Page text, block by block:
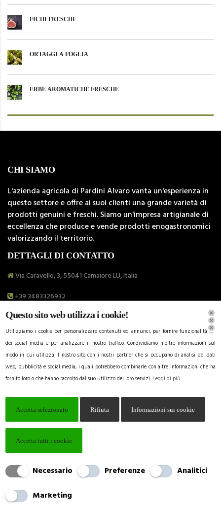
FICHI FRESCHI
ORTAGGI A FOGLIA
ERBE AROMATICHE FRESCHE
CHI SIAMO
L'azienda agricola di Pardini Alvaro vanta un'esperienza in
questo settore e offre ai suoi clienti una grande varietà di
prodotti genuini e freschi. Siamo un'impresa artigianale di
eccellenza che produce e vende prodotti enogastronomici
valorizzando il territorio.
DETTAGLI DI CONTATTO
Via Caravello, 3, 55041 Camaiore LU, Italia
+39 3483326932
alvaro.pardini1@gmail.com
LINK UTILI
Chi Siamo
Cosa Offriamo
Galleria
Cookie Policy
Informativa sul trattamento dei dati personali
Copyrights © 2020 ALVARO PARDINI Az. Agricola
Caravello - P. IVA 02035510466 | Tutti i diritti riservati.
Questo sito web utilizza i cookie!
Utilizziamo i cookie per personalizzare contenuti ed annunci, per fornire funzionalità
dei social media e per analizzare il nostro traffico. Condividiamo inoltre informazioni sul
modo in cui utilizza il nostro sito con i nostri partner che si occupano di analisi dei dati
web, pubblicità e social media, i quali potrebbero combinarle con altre informazioni che ha
fornito loro o che hanno raccolto dal suo utilizzo dei loro servizi.Leggi di più
Accetta selezionato Rifiuta Informazioni sui cookie
Accetta tutti i cookie
Necessario Preferenze
Analitici
Marketing